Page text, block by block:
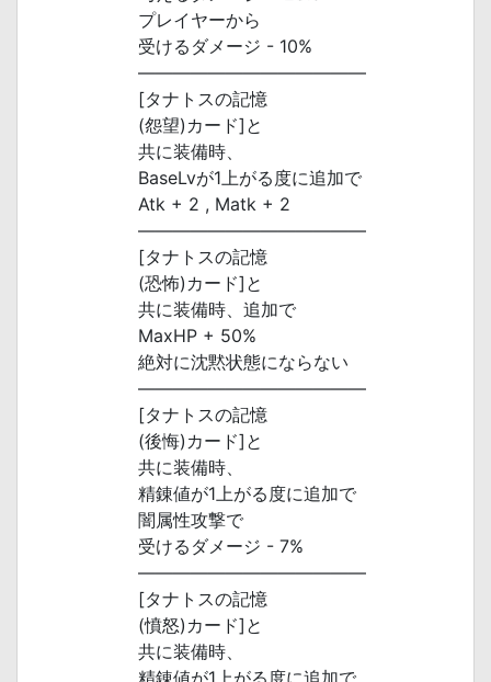
プレイヤーから
受けるダメージ - 10%
―――――――――――――
[タナトスの記憶
(怨望)カード]と
共に装備時、
BaseLvが1上がる度に追加で
Atk + 2 , Matk + 2
―――――――――――――
[タナトスの記憶
(恐怖)カード]と
共に装備時、追加で
MaxHP + 50%
絶対に沈黙状態にならない
―――――――――――――
[タナトスの記憶
(後悔)カード]と
共に装備時、
精錬値が1上がる度に追加で
闇属性攻撃で
受けるダメージ - 7%
―――――――――――――
[タナトスの記憶
(憤怒)カード]と
共に装備時、
精錬値が1上がる度に追加で